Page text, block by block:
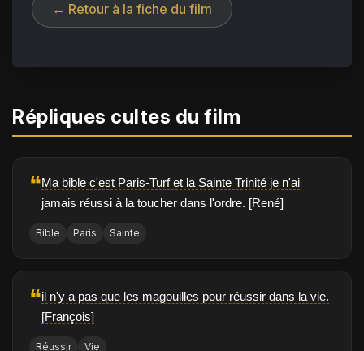
← Retour à la fiche du film
Répliques cultes du film
❝Ma bible c'est Paris-Turf et la Sainte Trinité je n'ai
jamais réussi à la toucher dans l'ordre. [René]
Bible Paris Sainte
❝il n'y a pas que les magouilles pour réussir dans la vie.
[François]
Réussir Vie